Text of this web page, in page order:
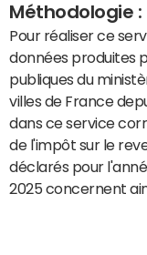
Méthodologie :
Pour réaliser ce
données produites
publiques du
villes de France
dans ce service
de l'impôt sur le
déclarés pour
2025 concernent